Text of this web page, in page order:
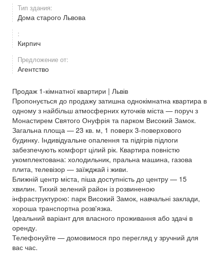
Тип здания:
Дома старого Львова
:
Кирпич
Предложение от:
Агентство
Продаж 1-кімнатної квартири | Львів
Пропонується до продажу затишна однокімнатна квартира в
одному з найбільш атмосферних куточків міста — поруч з
Монастирем Святого Онуфрія та парком Високий Замок.
Загальна площа — 23 кв. м, 1 поверх 3-поверхового
будинку. Індивідуальне опалення та підігрів підлоги
забезпечують комфорт цілий рік. Квартира повністю
укомплектована: холодильник, пральна машина, газова
плита, телевізор — заїжджай і живи.
Ближній центр міста, піша доступність до центру — 15
хвилин. Тихий зелений район із розвиненою
інфраструктурою: парк Високий Замок, навчальні заклади,
хороша транспортна розв'язка.
Ідеальний варіант для власного проживання або здачі в
оренду.
Телефонуйте — домовимося про перегляд у зручний для
вас час.